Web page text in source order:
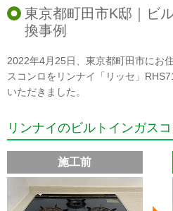
東京都町田市K邸｜ビ
換事例
2022年4月25日、東京都町田市にお
スコンロをリンナイ「リッセ」
いただきました。
リンナイのビルトインガス
施工前